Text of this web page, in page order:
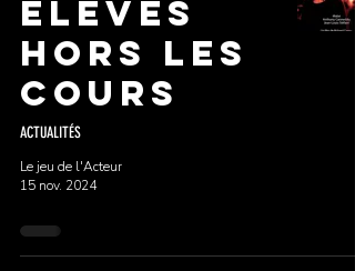
ÉLÈVES
HORS LES
COURS
ACTUALITÉS
Le jeu de l'Acteur
15 nov. 2024